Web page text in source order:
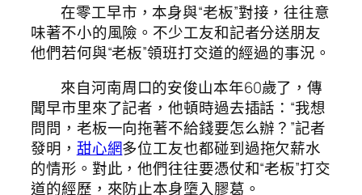
在零工早市，本身與“老板”對接，往往意
味著不小的風險。不少工友和記者分送朋友
他們若何與“老板”領班打交道的經過的事況。
來自河南周口的安俊山本年60歲了，傳
聞早市里來了記者，他頓時過去插話：“我想
問問，老板一向拖著不給錢要怎么辦？”記者
發明， 甜心網多位工友也都碰到過拖欠薪水
的情形。對此，他們往往要憑仗和“老板”打交
道的經歷，來防止本身墮入膠葛。